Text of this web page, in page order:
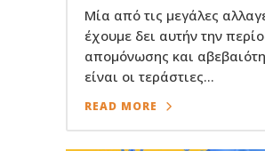
Μία από τις μεγάλες
έχουμε δει αυτήν την
απομόνωσης και
είναι οι τεράστιες...
READ MORE